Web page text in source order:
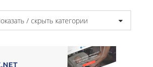
/ скрыть категории